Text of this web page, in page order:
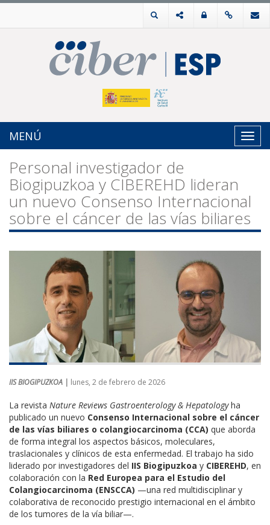
MENÚ
Personal investigador de
Biogipuzkoa y CIBEREHD lideran
un nuevo Consenso Internacional
sobre el cáncer de las vías biliares
IIS BIOGIPUZKOA | lunes, 2 de febrero de 2026
La revista Nature Reviews Gastroenterology & Hepatologyha
publicado un nuevo Consenso Internacional sobre el cáncer
de las vías biliares o colangiocarcinoma (CCA) que aborda
de forma integral los aspectos básicos, moleculares,
traslacionales y clínicos de esta enfermedad. El trabajo ha sido
liderado por investigadores del IIS Biogipuzkoa y CIBEREHD, en
colaboración con la Red Europea para el Estudio del
Colangiocarcinoma (ENSCCA) —una red multidisciplinar y
colaborativa de reconocido prestigio internacional en el ámbito
de los tumores de la vía biliar—.